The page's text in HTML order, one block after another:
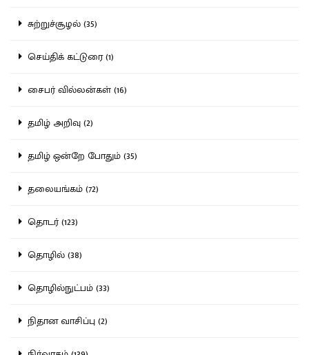
சுற்றுச்சூழல் (35)
செய்திக் கட்டுரை (1)
சைபர் வில்லன்கள் (16)
தமிழ் அறிவு (2)
தமிழ் ஒன்றே போதும் (35)
தலையங்கம் (72)
தொடர் (123)
தொழில் (38)
தொழில்நுட்பம் (33)
நிதான வாசிப்பு (2)